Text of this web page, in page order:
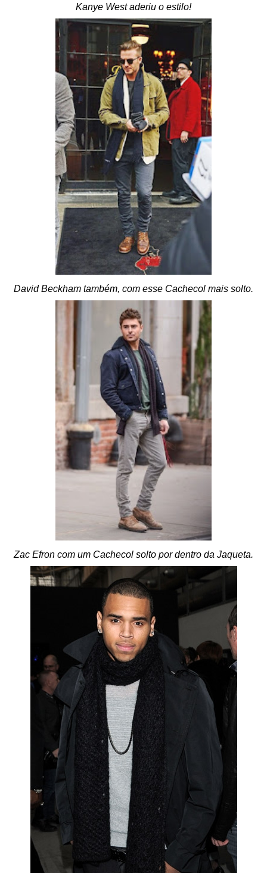
Kanye West aderiu o estilo!
David Beckham também, com esse Cachecol mais solto.
Zac Efron com um Cachecol solto por dentro da Jaqueta.